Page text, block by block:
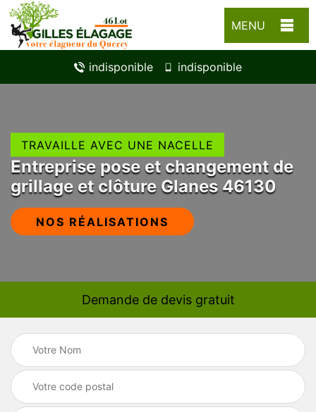
MENU
indisponible indisponible
TRAVAILLE AVEC UNE NACELLE
Entreprise pose et changement de
grillage et clôture Glanes 46130
NOS RÉALISATIONS
Demande de devis gratuit